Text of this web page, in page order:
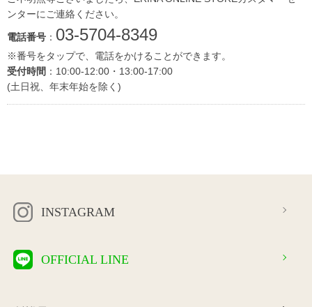
ンターにご連絡ください。
電話番号 ： 03-5704-8349
※番号をタップで、電話をかけることができます。
受付時間 ：10:00-12:00・13:00-17:00
(土日祝、年末年始を除く)
INSTAGRAM
OFFICIAL LINE